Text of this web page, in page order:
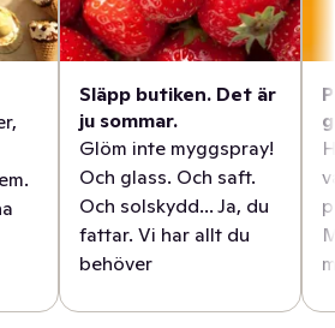
Släpp butiken. Det är
ju sommar.
Glöm inte myggspray!
Och glass. Och saft.
Och solskydd... Ja, du
fattar. Vi har allt du
behöver